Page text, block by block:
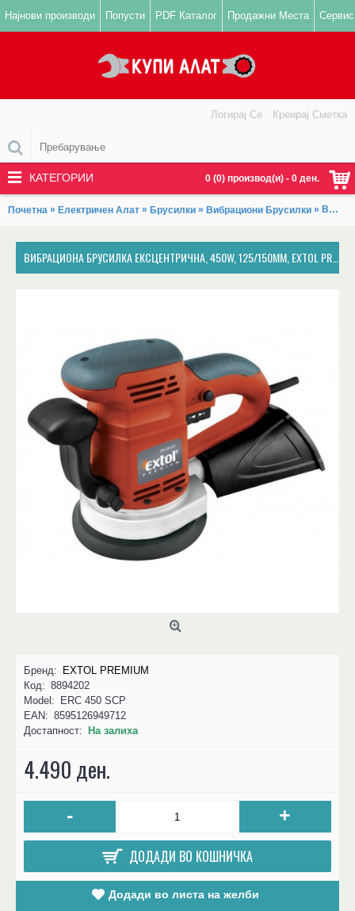
Најнови производи Попусти PDF Каталог Продажни Места Сервис
0 (0) производ(и) - 0 ден.
Логирај Се Креирај Сметка
КАТЕГОРИИ
Почетна » Електричен Алат » Брусилки » Вибрациони Брусилки » Вибрациона брусилка ексцентрична, 450W, 125/150mm, EXTOL PREMIUM, ERC 450 SCP
Бренд:
EXTOL PREMIUM
Код: 8894202
Model:
ERC 450 SCP
EAN: 8595126949712
Достапност:
На залиха
4.490 ден.
- +
ДОДАДИ ВО КОШНИЧКА
Додади во листа на желби